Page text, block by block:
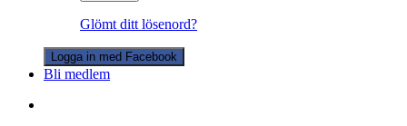
Glömt ditt lösenord?
Logga in med Facebook
Bli medlem